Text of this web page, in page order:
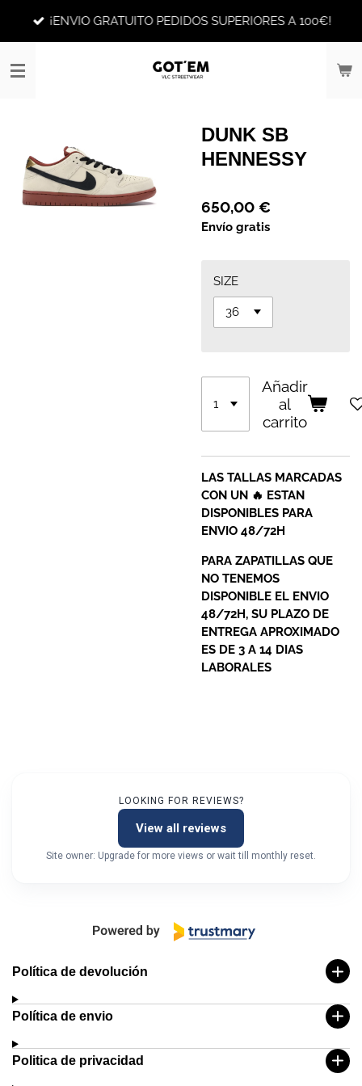
principal
¡ENVIO GRATUITO PEDIDOS SUPERIORES A 100€!
DUNK SB
HENNESSY
650,00 €
Envío gratis
SIZE
Añadir
al
carrito
LAS TALLAS MARCADAS
CON UN 🔥 ESTAN
DISPONIBLES PARA
ENVIO 48/72H
PARA ZAPATILLAS QUE
NO TENEMOS
DISPONIBLE EL ENVIO
48/72H, SU PLAZO DE
ENTREGA APROXIMADO
ES DE 3 A 14 DIAS
LABORALES
LOOKING FOR REVIEWS?
View all reviews
Site owner: Upgrade for more views or wait till monthly reset.
Política de devolución
Política de envio
Politica de privacidad